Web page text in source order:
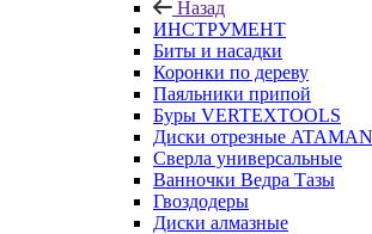
Назад
ИНСТРУМЕНТ
Биты и насадки
Коронки по дереву
Паяльники припой
Буры VERTEXTOOLS
Диски отрезные ATAMAN
Сверла универсальные
Ванночки Ведра Тазы
Гвоздодеры
Диски алмазные